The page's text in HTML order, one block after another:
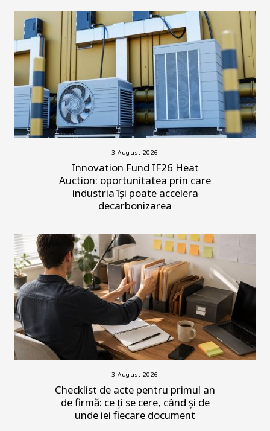
3 August 2026
Innovation Fund IF26 Heat
Auction: oportunitatea prin care
industria își poate accelera
decarbonizarea
3 August 2026
Checklist de acte pentru primul an
de firmă: ce ți se cere, când și de
unde iei fiecare document